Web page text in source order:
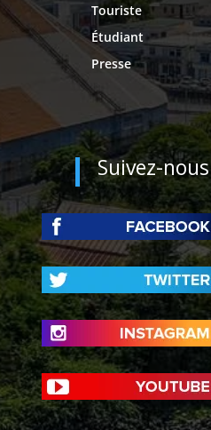
Touriste
Étudiant
Presse
Suivez-nous